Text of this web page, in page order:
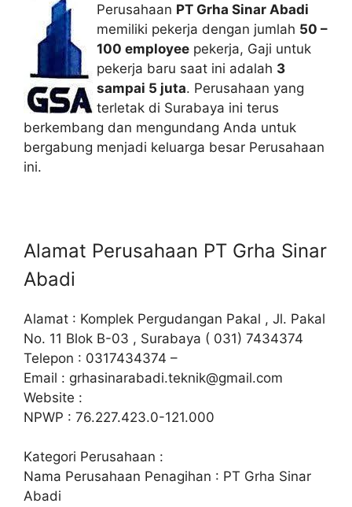
Perusahaan PT Grha Sinar Abadi
memiliki pekerja dengan jumlah 50 –
100 employee pekerja, Gaji untuk
pekerja baru saat ini adalah 3
sampai 5 juta. Perusahaan yang
terletak di Surabaya ini terus
berkembang dan mengundang Anda untuk
bergabung menjadi keluarga besar Perusahaan
ini.
Alamat Perusahaan PT Grha Sinar
Abadi
Alamat : Komplek Pergudangan Pakal , Jl. Pakal
No. 11 Blok B-03 , Surabaya ( 031) 7434374
Telepon : 0317434374 –
Email : grhasinarabadi.teknik@gmail.com
Website :
NPWP : 76.227.423.0-121.000
Kategori Perusahaan :
Nama Perusahaan Penagihan : PT Grha Sinar
Abadi